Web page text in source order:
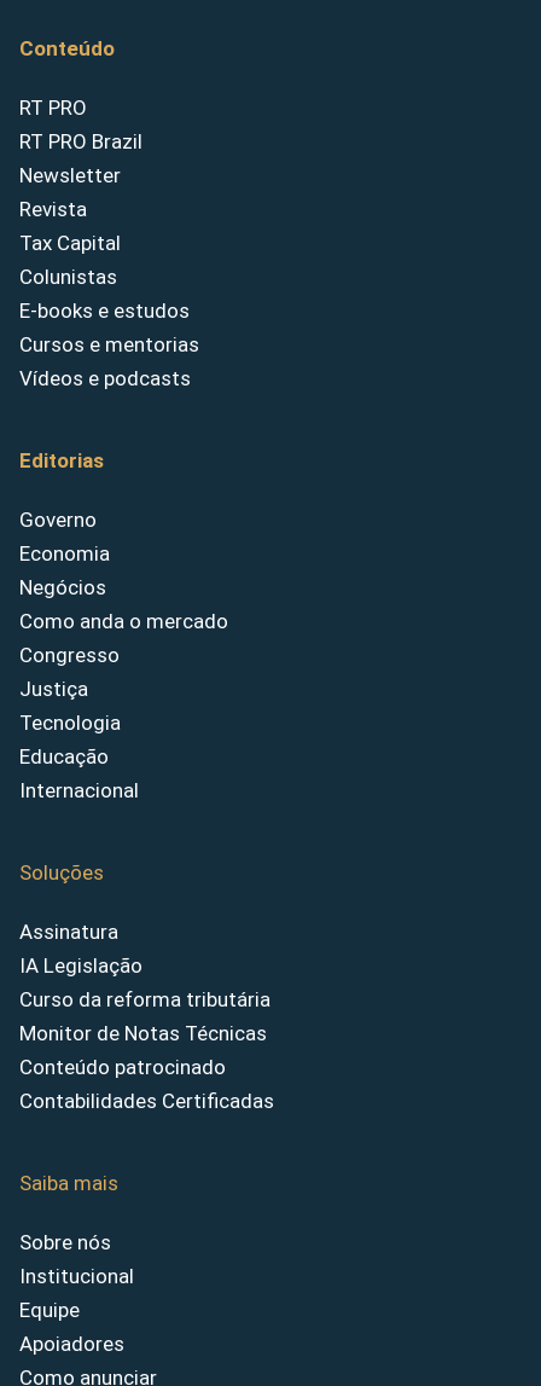
Conteúdo
RT PRO
RT PRO Brazil
Newsletter
Revista
Tax Capital
Colunistas
E-books e estudos
Cursos e mentorias
Vídeos e podcasts
Editorias
Governo
Economia
Negócios
Como anda o mercado
Congresso
Justiça
Tecnologia
Educação
Internacional
Soluções
Assinatura
IA Legislação
Curso da reforma tributária
Monitor de Notas Técnicas
Conteúdo patrocinado
Contabilidades Certificadas
Saiba mais
Sobre nós
Institucional
Equipe
Apoiadores
Como anunciar